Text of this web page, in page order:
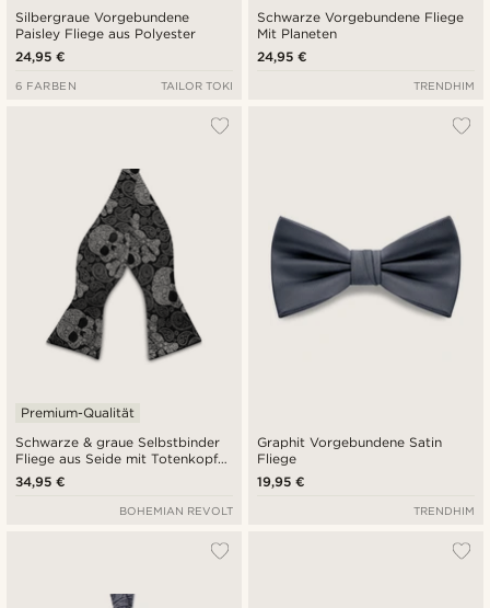
Silbergraue Vorgebundene
Paisley Fliege aus Polyester
24,95 €
6 FARBEN TAILOR TOKI
Schwarze Vorgebundene Fliege
Mit Planeten
24,95 €
TRENDHIM
Schwarze & graue Selbstbinder
Fliege aus Seide mit Totenkopf-
Paisleymuster
Premium-Qualität
34,95 €
BOHEMIAN REVOLT
Graphit Vorgebundene Satin
Fliege
19,95 €
TRENDHIM